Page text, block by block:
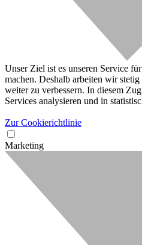
Unser Ziel ist es unseren Service
machen. Deshalb arbeiten wir
weiter zu verbessern. In diesem
Services analysieren und in
Zur Cookierichtlinie
Marketing